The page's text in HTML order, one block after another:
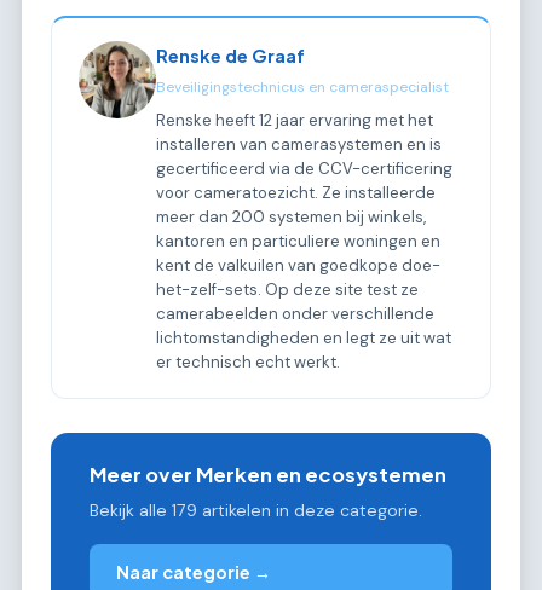
Renske de Graaf
Beveiligingstechnicus en cameraspecialist
Renske heeft 12 jaar ervaring met het
installeren van camerasystemen en is
gecertificeerd via de CCV-certificering
voor cameratoezicht. Ze installeerde
meer dan 200 systemen bij winkels,
kantoren en particuliere woningen en
kent de valkuilen van goedkope doe-
het-zelf-sets. Op deze site test ze
camerabeelden onder verschillende
lichtomstandigheden en legt ze uit wat
er technisch echt werkt.
Meer over Merken en ecosystemen
Bekijk alle 179 artikelen in deze categorie.
Naar categorie →